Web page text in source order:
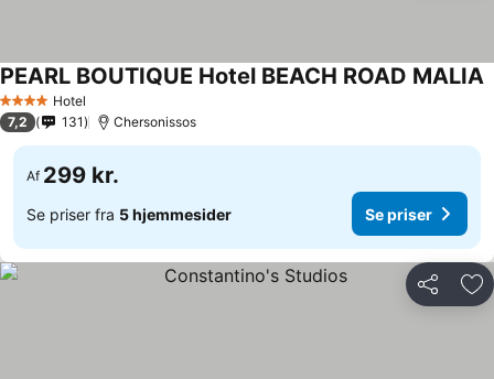
4 StjernerHotel
PEARL BOUTIQUE Hotel BEACH ROAD MALIA
7,2 131 Chersonissos
Af 299 kr.
Se priser fra 5 hjemmesider Se priser
Del